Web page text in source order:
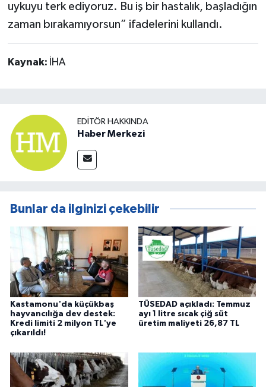
uykuyu terk ediyoruz. Bu iş bir hastalık, başladığın
zaman bırakamıyorsun” ifadelerini kullandı.
Kaynak: İHA
EDITÖR HAKKINDA
Haber Merkezi
Bunlar da ilginizi çekebilir
Kastamonu'da küçükbaş
hayvancılığa dev destek:
Kredi limiti 2 milyon TL'ye
çıkarıldı!
TÜSEDAD açıkladı: Temmuz
ayı 1 litre sıcak çiğ süt
üretim maliyeti 26,87 TL